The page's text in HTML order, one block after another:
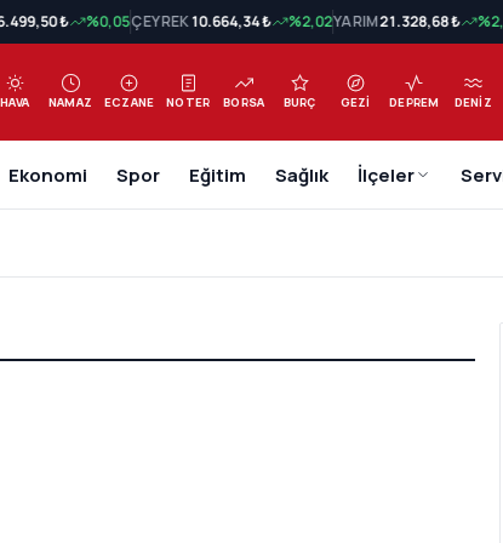
₺ %0,05ÇEYREK10.664,34 ₺ %2,02YARIM21.328,68 ₺
HAVA NAMAZ ECZANE NOTER BORSA BURÇ GEZI DEPREM DENIZ
Ekonomi Spor Eğitim Sağlık İlçeler